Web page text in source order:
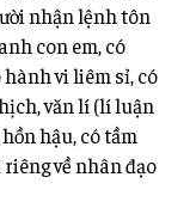
nhận lệnh tôn
con em, có
vi liêm sỉ, có
văn lí (lí luận
hậu, có tầm
về nhân đạo